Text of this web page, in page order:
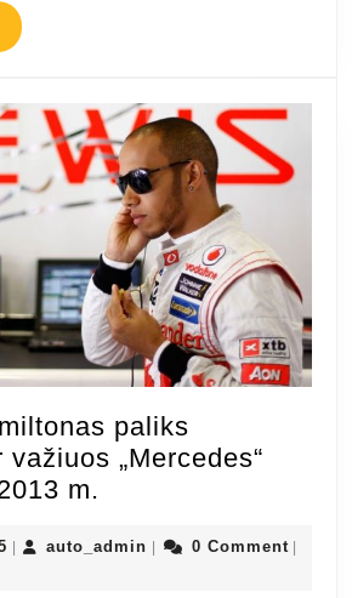
paliks
važiuos „Mercedes“
m.
paliks
8
auto_admin auto_admin
0 Comment